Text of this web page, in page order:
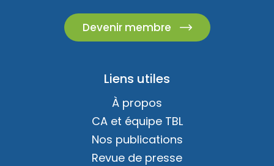
Devenir membre
Liens utiles
À propos
CA et équipe TBL
Nos publications
Revue de presse